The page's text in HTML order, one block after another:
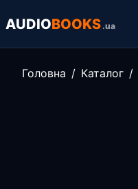
AUDIOBOOKS .ua
Головна Каталог